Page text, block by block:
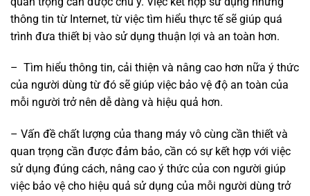
thông tin từ Internet, từ việc tìm hiểu thực tế sẽ giúp quá
trình đưa thiết bị vào sử dụng thuận lợi và an toàn hơn.
– Tìm hiểu thông tin, cải thiện và nâng cao hơn nữa ý thức
của người dùng từ đó sẽ giúp việc bảo vệ độ an toàn của
mỗi người trở nên dễ dàng và hiệu quả hơn.
– Vấn đề chất lượng của thang máy vô cùng cần thiết và
quan trọng cần được đảm bảo, cần có sự kết hợp với việc
sử dụng đúng cách, nâng cao ý thức của con người giúp
việc bảo vệ cho hiệu quả sử dụng của mỗi người dùng trở